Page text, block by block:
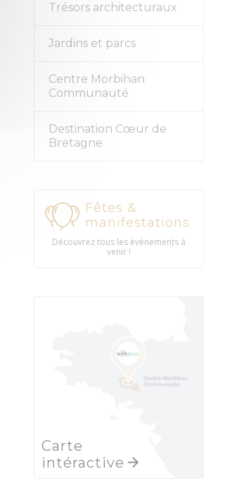
Trésors architecturaux
Jardins et parcs
Centre Morbihan
Communauté
Destination Cœur de
Bretagne
Fêtes &
manifestations
Découvrez tous les évènements à
venir !
Carte
intéractive